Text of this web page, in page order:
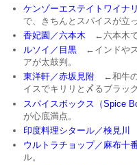
ケンゾーエステイトワイナ
で、きちんとスパイスが立
香妃園／六本木 ←六本木で
ルソイ／目黒 ←インドやス
アが太鼓判。
東洋軒／赤坂見附 ←和牛の
イスでキリリと〆るブラッ
スパイスボックス（Spice
が心底満点。
印度料理シタール／検見川
ウルトラチョップ／麻布十
ル。